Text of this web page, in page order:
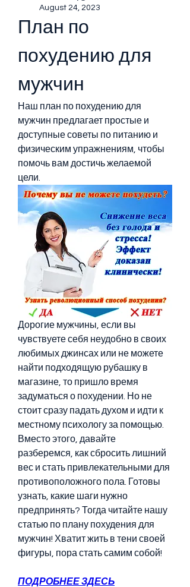
August 24, 2023
План по
похудению для
мужчин
Наш план по похудению для
мужчин предлагает простые и
доступные советы по питанию и
физическим упражнениям, чтобы
помочь вам достичь желаемой
цели.
Дорогие мужчины, если вы
чувствуете себя неудобно в своих
любимых джинсах или не можете
найти подходящую рубашку в
магазине, то пришло время
задуматься о похудении. Но не
стоит сразу падать духом и идти к
местному психологу за помощью.
Вместо этого, давайте
разберемся, как сбросить лишний
вес и стать привлекательными для
противоположного пола. Готовы
узнать, какие шаги нужно
предпринять? Тогда читайте нашу
статью по плану похудения для
мужчин! Хватит жить в тени своей
фигуры, пора стать самим собой!
ПОДРОБНЕЕ ЗДЕСЬ